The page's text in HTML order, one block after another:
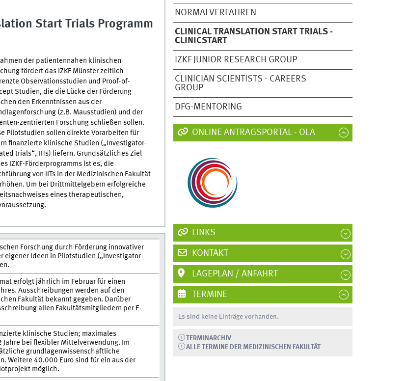
NORMALVERFAHREN
CLINICAL TRANSLATION START TRIALS -
CLINICSTART
IZKF JUNIOR RESEARCH GROUP
CLINICIAN SCIENTISTS - CAREERS
GROUP
DFG-MENTORING
Start Trials Programm
der patientennahen klinischen
fördert das IZKF Münster zeitlich
Observationsstudien und Proof-of-
Studien, die die Lücke der Förderung
den Erkenntnissen aus der
(z.B. Mausstudien) und der
zentrierten Forschung schließen sollen.
Pilotstudien sollen direkte Vorarbeiten für
finanzierte klinische Studien („Investigator-
trials“, IITs) liefern. Grundsätzliches Ziel
IZKF-Förderprogramms ist es, die
von IITs in der Medizinischen Fakultät
Um bei Drittmittelgebern erfolgreiche
eines therapeutischen,
Forschung durch Förderung innovativer
eigener Ideen in Pilotstudien („Investigator-
erfolgt jährlich im Februar für einen
Ausschreibungen werden auf den
Fakultät bekannt gegeben. Darüber
allen Fakultätsmitgliedern per E-
klinische Studien; maximales
Jahre bei flexibler Mittelverwendung. Im
grundlagenwissenschaftliche
Weitere 40.000 Euro sind für ein aus der
möglich.
ONLINE ANTRAGSPORTAL - OLA
LINKS
KONTAKT
LAGEPLAN / ANFAHRT
TERMINE
Es sind keine Einträge vorhanden.
TERMINARCHIV
ALLE TERMINE DER MEDIZINISCHEN FAKULTÄT